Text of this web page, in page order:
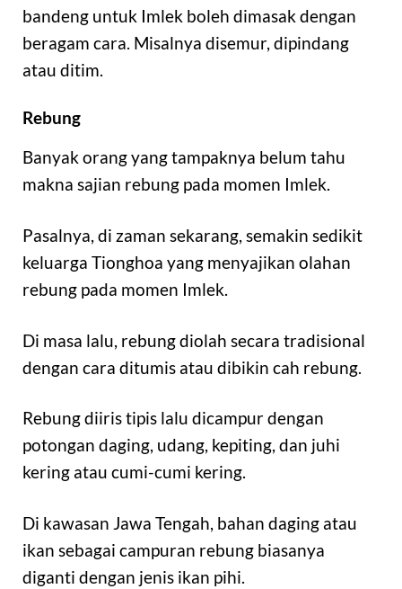
bandeng untuk Imlek boleh dimasak dengan
beragam cara. Misalnya disemur, dipindang
atau ditim.
Rebung
Banyak orang yang tampaknya belum tahu
makna sajian rebung pada momen Imlek.
Pasalnya, di zaman sekarang, semakin sedikit
keluarga Tionghoa yang menyajikan olahan
rebung pada momen Imlek.
Di masa lalu, rebung diolah secara tradisional
dengan cara ditumis atau dibikin cah rebung.
Rebung diiris tipis lalu dicampur dengan
potongan daging, udang, kepiting, dan juhi
kering atau cumi-cumi kering.
Di kawasan Jawa Tengah, bahan daging atau
ikan sebagai campuran rebung biasanya
diganti dengan jenis ikan pihi.